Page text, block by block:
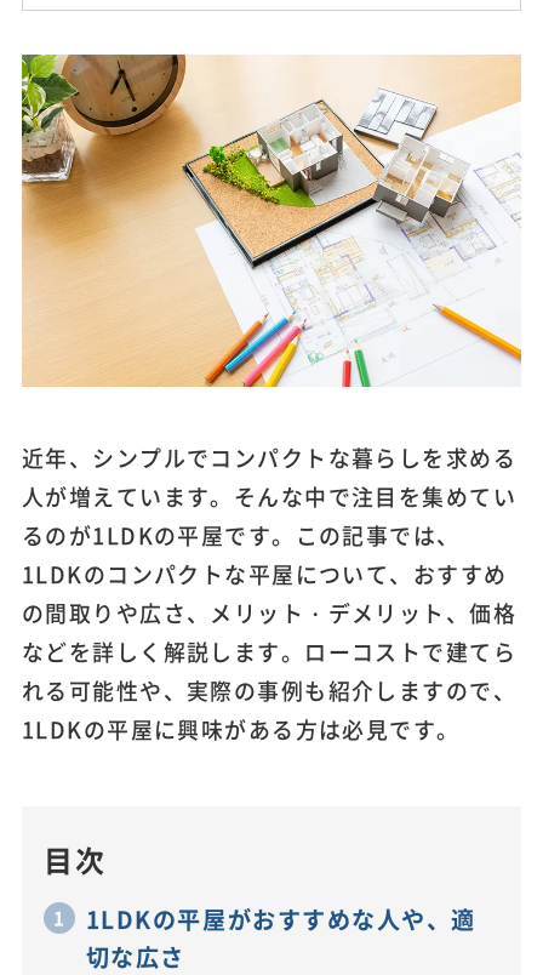
近年、シンプルでコンパクトな暮らしを求める
人が増えています。そんな中で注目を集めてい
るのが1LDKの平屋です。この記事では、
1LDKのコンパクトな平屋について、おすすめ
の間取りや広さ、メリット・デメリット、価格
などを詳しく解説します。ローコストで建てら
れる可能性や、実際の事例も紹介しますので、
1LDKの平屋に興味がある方は必見です。
目次
1LDKの平屋がおすすめな人や、適
切な広さ